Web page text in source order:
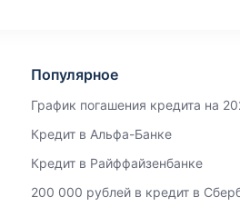
Популярное
График погашения кредита на
Кредит в Альфа-Банке
Кредит в Райффайзенбанке
200 000 рублей в кредит в